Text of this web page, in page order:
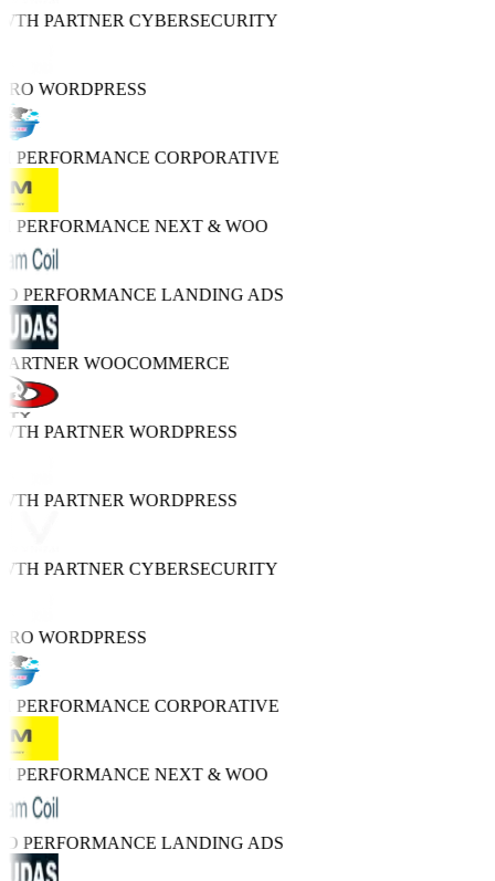
PARTNERCYBERSECURITY
WORDPRESS
PERFORMANCECORPORATIVE
PERFORMANCENEXT & WOO
PERFORMANCELANDING ADS
WOOCOMMERCE
PARTNERWORDPRESS
PARTNERWORDPRESS
PARTNERCYBERSECURITY
WORDPRESS
PERFORMANCECORPORATIVE
PERFORMANCENEXT & WOO
PERFORMANCELANDING ADS